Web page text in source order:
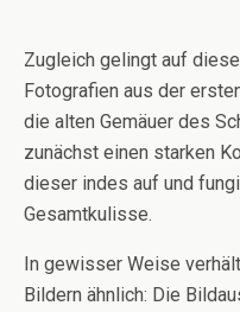
Zugleich gelingt auf
Fotografien aus der
die alten Gemäuer des
zunächst einen starken
dieser indes auf und
Gesamtkulisse.
In gewisser Weise
Bildern ähnlich: Die